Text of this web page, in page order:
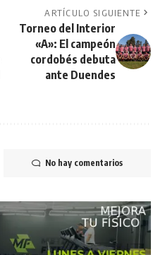
ARTÍCULO SIGUIENTE
Torneo del Interior
«A»: El campeón
cordobés debuta
ante Duendes
No hay comentarios